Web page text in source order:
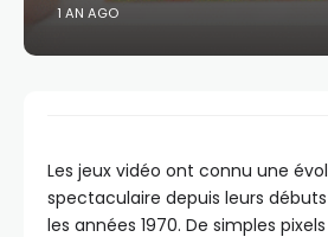
1 AN AGO
Les jeux vidéo ont connu une
spectaculaire depuis leurs
les années 1970. De simples